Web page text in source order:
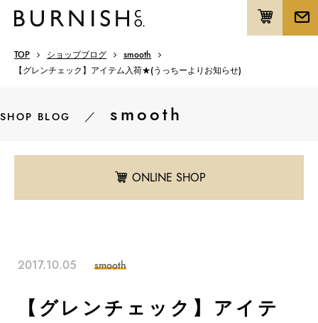
TOP ショップブログ
smooth
【グレンチェック】アイテム入荷★(うっちーよりお知らせ)
SHOP BLOG ／ smooth
ONLINE SHOP
2017.10.05 smooth
【グレンチェック】アイテ